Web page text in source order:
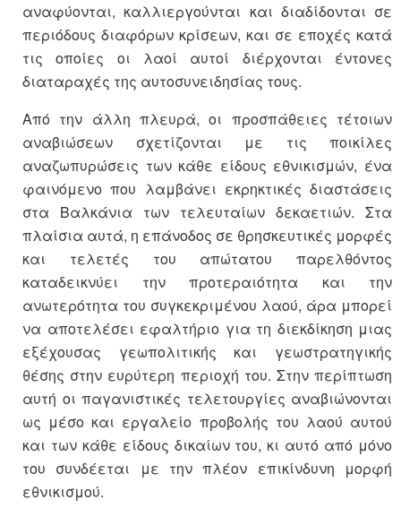
αναφύονται, καλλιεργούνται και διαδίδονται σε
περιόδους διαφόρων κρίσεων, και σε εποχές κατά
τις οποίες οι λαοί αυτοί διέρχονται έντονες
διαταραχές της αυτοσυνειδησίας τους.
Από την άλλη πλευρά, οι προσπάθειες τέτοιων
αναβιώσεων σχετίζονται με τις ποικίλες
αναζωπυρώσεις των κάθε είδους εθνικισμών, ένα
φαινόμενο που λαμβάνει εκρηκτικές διαστάσεις
στα Βαλκάνια των τελευταίων δεκαετιών. Στα
πλαίσια αυτά, η επάνοδος σε θρησκευτικές μορφές
και τελετές του απώτατου παρελθόντος
καταδεικνύει την προτεραιότητα και την
ανωτερότητα του συγκεκριμένου λαού, άρα μπορεί
να αποτελέσει εφαλτήριο για τη διεκδίκηση μιας
εξέχουσας γεωπολιτικής και γεωστρατηγικής
θέσης στην ευρύτερη περιοχή του. Στην περίπτωση
αυτή οι παγανιστικές τελετουργίες αναβιώνονται
ως μέσο και εργαλείο προβολής του λαού αυτού
και των κάθε είδους δικαίων του, κι αυτό από μόνο
του συνδέεται με την πλέον επικίνδυνη μορφή
εθνικισμού.